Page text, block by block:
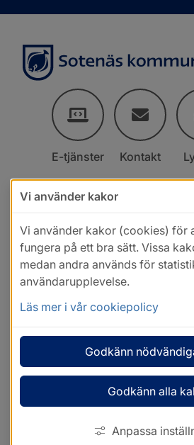
E-tjänster Kontakt
Vi använder kakor
Vi använder kakor (cookies) för
fungera på ett bra sätt. Vissa
medan andra används för
användarupplevelse.
Läs mer i vår cookiepolicy
Godkänn
Godkänn alla
Anpassa